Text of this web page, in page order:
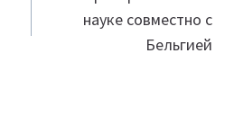
науке совместно с
Бельгией